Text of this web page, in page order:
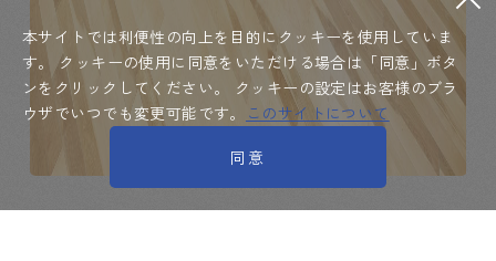
本サイトでは利便性の向上を目的にクッキーを使用していま
す。 クッキーの使用に同意をいただける場合は「同意」ボタ
ンをクリックしてください。
クッキーの設定はお客様のブラ
ウザでいつでも変更可能です。
このサイトについて
同意